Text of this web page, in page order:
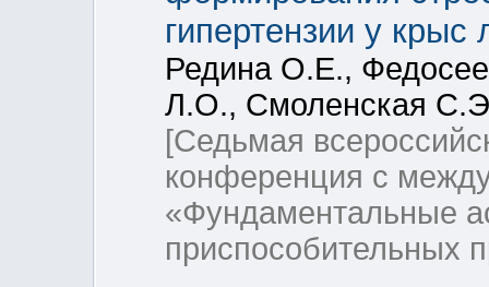
гипертензии у
Редина О.Е.,
Л.О., Смоленская
[Седьмая
конференция с
«Фундаментальные
приспособительных